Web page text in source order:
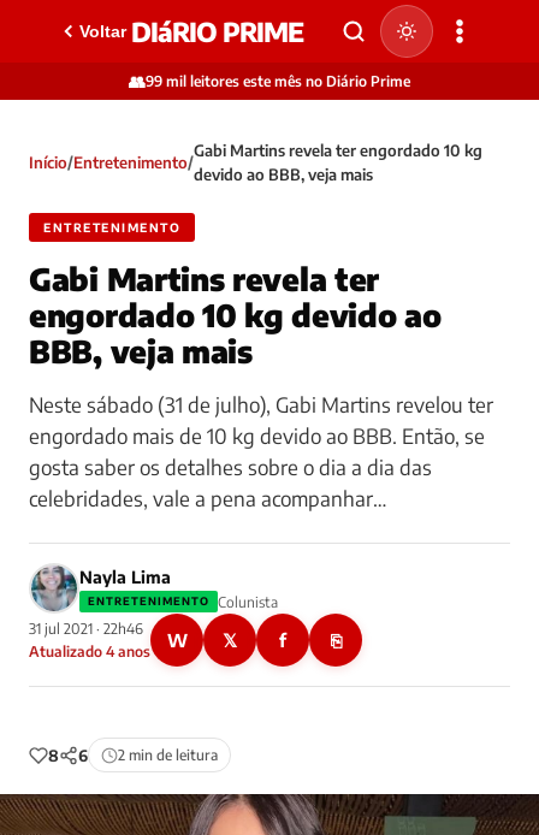
Voltar DIáRIO PRIME
👥99 mil leitores este mês no Diário Prime
Início/Entretenimento/
Gabi Martins revela ter engordado 10 kg
devido ao BBB, veja mais
ENTRETENIMENTO
Gabi Martins revela ter
engordado 10 kg devido ao
BBB, veja mais
Neste sábado (31 de julho), Gabi Martins revelou ter
engordado mais de 10 kg devido ao BBB. Então, se
gosta saber os detalhes sobre o dia a dia das
celebridades, vale a pena acompanhar…
Nayla Lima
ENTRETENIMENTO
Colunista
31 jul 2021 · 22h46
Atualizado 4 anos
W 𝕏 f ⎘
8 6 2 min de leitura